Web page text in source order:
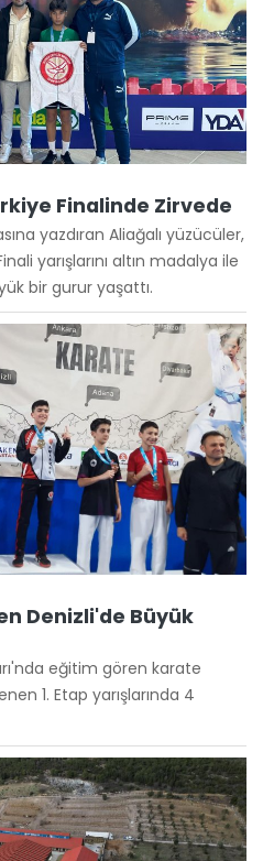
Finalinde Zirvede
yazdıran Aliağalı yüzücüler,
yarışlarını altın madalya ile
bir gurur yaşattı.
Denizli'de Büyük
eğitim gören karate
1. Etap yarışlarında 4